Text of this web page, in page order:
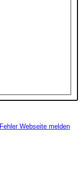
Fehler Webseite melden